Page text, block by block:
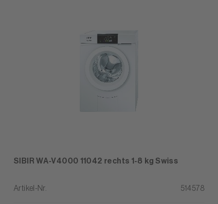
SIBIR WA-V4000 11042 rechts 1-8 kg Swiss
Artikel-Nr. 514578